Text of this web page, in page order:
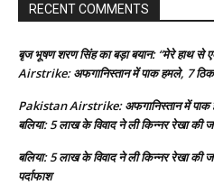
RECENT COMMENTS
बृज भूषण शरण सिंह का बड़ा बयान: “मेरे हाथ से
Airstrike: अफगानिस्तान में पाक हमले, 7
Pakistan Airstrike: अफगानिस्तान में पाक
बलिया: 5 लाख के विवाद ने ली किन्नर रेखा की
बलिया: 5 लाख के विवाद ने ली किन्नर रेखा की
पर्दाफाश